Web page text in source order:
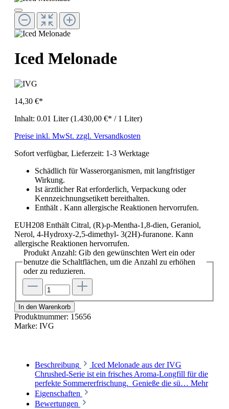
Iced Melonade
14,30 €*
Inhalt: 0.01 Liter(1.430,00 €* / 1 Liter)
Preise inkl. MwSt. zzgl. Versandkosten
Sofort verfügbar, Lieferzeit: 1-3 Werktage
Schädlich für Wasserorganismen, mit langfristiger
Wirkung.
Ist ärztlicher Rat erforderlich, Verpackung oder
Kennzeichnungsetikett bereithalten.
Enthält . Kann allergische Reaktionen hervorrufen.
EUH208 Enthält Citral, (R)-p-Mentha-1,8-dien, Geraniol,
Nerol, 4-Hydroxy-2,5-dimethyl- 3(2H)-furanone. Kann
allergische Reaktionen hervorrufen.
Produkt Anzahl: Gib den gewünschten Wert ein oder
benutze die Schaltflächen, um die Anzahl zu erhöhen
oder zu reduzieren.
In den Warenkorb
Produktnummer: 15656
Marke: IVG
Beschreibung
Iced Melonade aus der IVG
Chrushed-Serie ist ein frisches Aroma-Longfill für die
perfekte Sommererfrischung. Genieße die sü… Mehr
Eigenschaften
Bewertungen